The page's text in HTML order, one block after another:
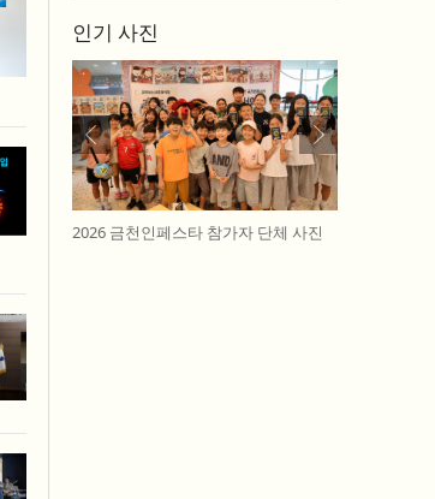
인기 사진
2026 금천인페스타 참가자 단체 사진